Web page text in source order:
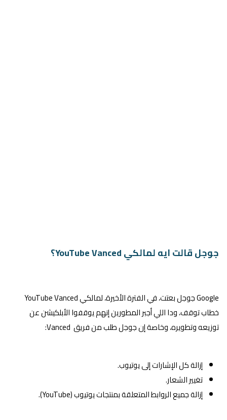
جوجل قالت ايه لمالكي YouTube Vanced؟
Google جوجل بعتت، في الفترة الأخيرة، لمالكي YouTube Vanced
خطاب توقف، ودا اللي أجبر المطورين إنهم يوقفوا الأبلكيشن عن
توزيعه وتطويره، وخاصة إن جوجل طلب من فريق Vanced:
إزالة كل الإشارات إلى يوتيوب.
تغيير الشعار.
إزالة جميع الروابط المتعلقة بمنتجات يوتيوب (YouTube).